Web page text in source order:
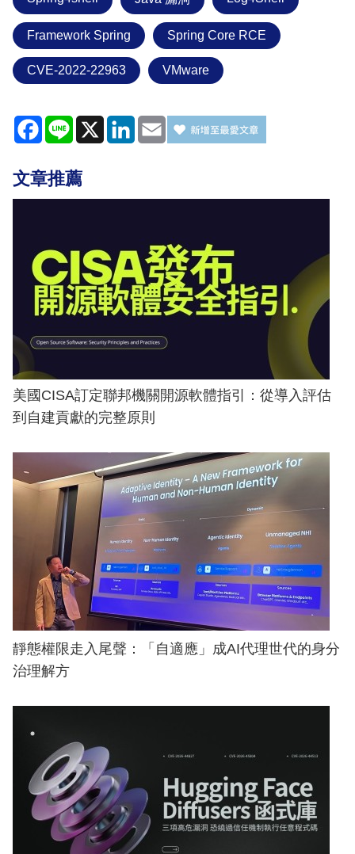
Framework Spring Spring Core RCE
CVE-2022-22963 VMware
Facebook
Line X LinkedIn
Email
文章推薦
美國CISA訂定聯邦機關開源軟體指引：從導入評估
到自建貢獻的完整原則
靜態權限走入尾聲：「自適應」成AI代理世代的身分
治理解方